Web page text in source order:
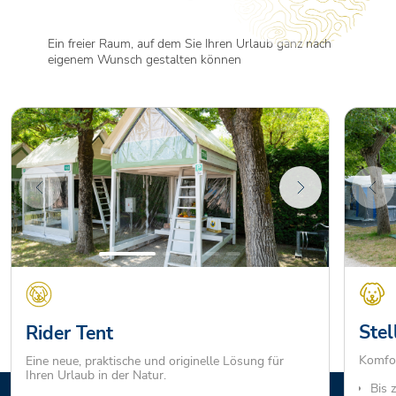
Ein freier Raum, auf dem Sie Ihren Urlaub ganz nach
eigenem Wunsch gestalten können
Rider Tent
Eine neue, praktische und originelle Lösung für
Ihren Urlaub in der Natur.
Bis